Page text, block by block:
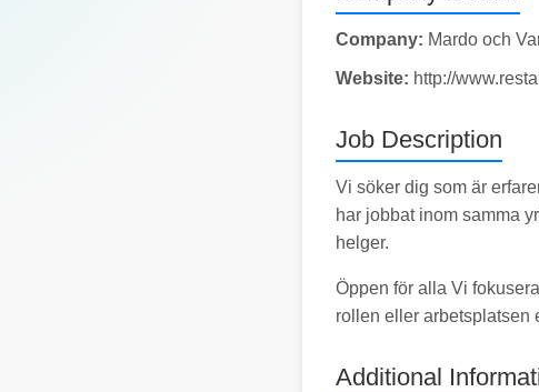
Company: Mardo och
Website: http://
Job Description
Vi söker dig som är
har jobbat inom samma
helger.
Öppen för alla Vi
rollen eller arbetsplatsen
Additional